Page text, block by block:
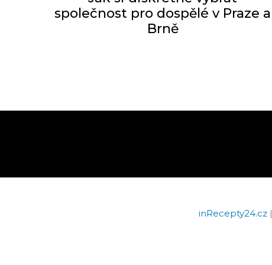
společnost pro dospělé v Praze a
Brně
inRecepty24.cz |